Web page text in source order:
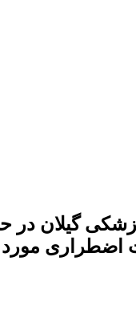
گیلان در
مورد